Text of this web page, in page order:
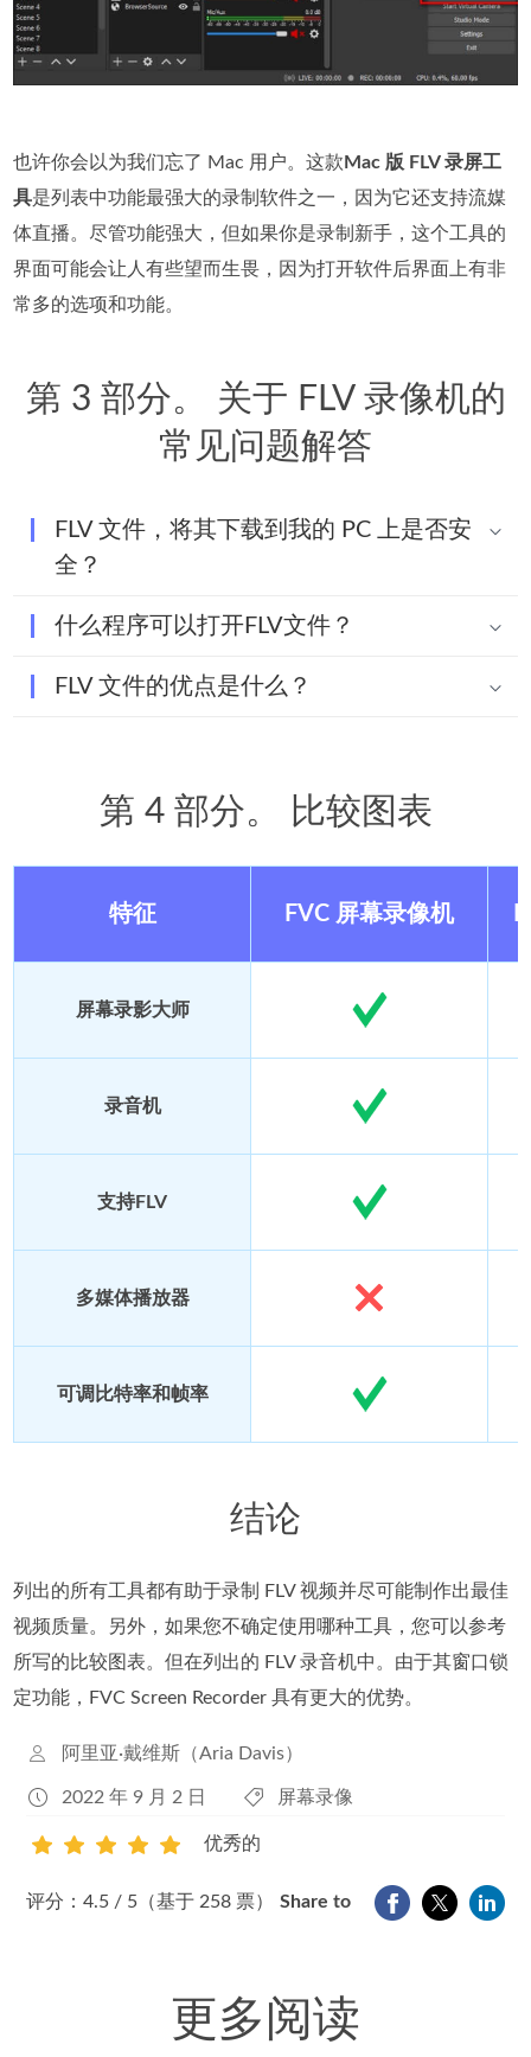
也许你会以为我们忘了 Mac 用户。这款 Mac 版 FLV 录屏工
具是列表中功能最强大的录制软件之一，因为它还支持流媒
体直播。尽管功能强大，但如果你是录制新手，这个工具的
界面可能会让人有些望而生畏，因为打开软件后界面上有非
常多的选项和功能。
第 3 部分。 关于 FLV 录像机的
常见问题解答
FLV 文件，将其下载到我的 PC 上是否安
全？
什么程序可以打开FLV文件？
FLV 文件的优点是什么？
第 4 部分。 比较图表
特征 FVC 屏幕录像机
屏幕录影大师
录音机
支持FLV
多媒体播放器
可调比特率和帧率
结论
列出的所有工具都有助于录制 FLV 视频并尽可能制作出最佳
视频质量。另外，如果您不确定使用哪种工具，您可以参考
所写的比较图表。但在列出的 FLV 录音机中。由于其窗口锁
定功能，FVC Screen Recorder 具有更大的优势。
阿里亚·戴维斯（Aria Davis）
2022 年 9 月 2 日 屏幕录像
1 5
优秀的
评分：4.5 / 5（基于 258 票） Share to
更多阅读